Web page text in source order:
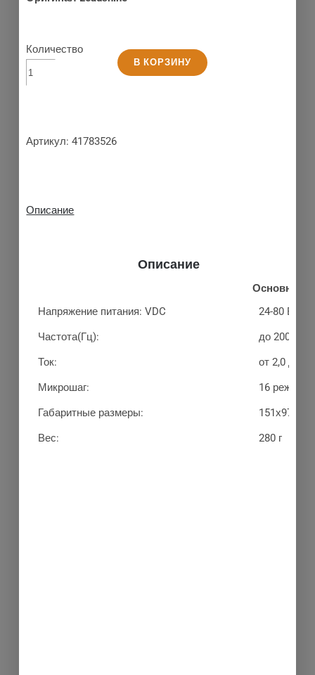
Количество
В КОРЗИНУ
Артикул:41783526
Описание
Описание
Основные
Напряжение питания: VDC
24-80 В
Частота(Гц):
до 200 кГц
Ток:
от 2,0 до
Микрошаг:
16
Габаритные размеры:
151х97х48
Вес:
280 г